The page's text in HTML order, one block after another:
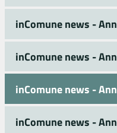
inComune news -
inComune news -
inComune news -
inComune news -